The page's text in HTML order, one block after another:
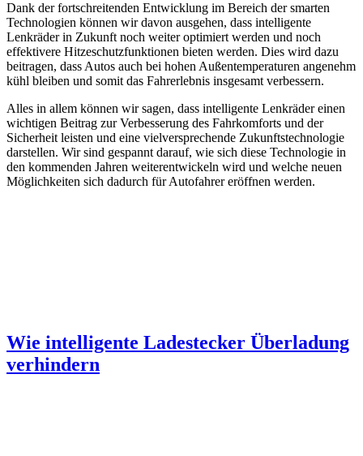
Dank der fortschreitenden Entwicklung im Bereich der smarten
Technologien können wir davon ausgehen, dass intelligente
Lenkräder in Zukunft noch weiter optimiert werden und noch
effektivere Hitzeschutzfunktionen bieten werden. Dies wird dazu
beitragen, dass Autos auch bei hohen Außentemperaturen angenehm
kühl bleiben und somit das Fahrerlebnis insgesamt verbessern.
Alles in allem können wir sagen, dass intelligente Lenkräder einen
wichtigen Beitrag zur Verbesserung des Fahrkomforts und der
Sicherheit leisten und eine vielversprechende Zukunftstechnologie
darstellen. Wir sind gespannt darauf, wie sich diese Technologie in
den kommenden Jahren weiterentwickeln wird und welche neuen
Möglichkeiten sich dadurch für Autofahrer eröffnen werden.
Wie intelligente Ladestecker Überladung
verhindern